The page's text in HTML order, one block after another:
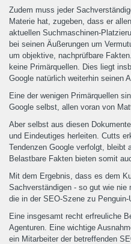
Zudem muss jeder
Materie hat, zugeben, dass er
aktuellen Suchmaschinen-
bei seinen Äußerungen um
um objektive, nachprüfbare
keine Primärquellen. Dies liegt
Google natürlich weiterhin seinen
Eine der wenigen Primärquellen
Google selbst, allen voran von
Aber selbst aus diesen
und Eindeutiges herleiten. Cutts
Tendenzen Google verfolgt, bleibt
Belastbare Fakten bieten somit
Mit dem Ergebnis, dass es dem
Sachverständigen - so gut wie nie
die in der SEO-Szene zu
Eine insgesamt recht erfreuliche
Agenturen. Eine wichtige
ein Mitarbeiter der betreffenden